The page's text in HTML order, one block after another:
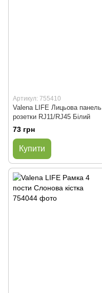
Артикул: 755410
Valena LIFE Лицьова панель
розетки RJ11/RJ45 Білий
73 грн
Купити